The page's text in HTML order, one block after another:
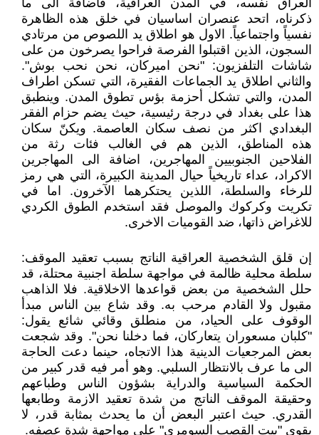
العراق نفسه، في المدن العراقية، فاضافة الى ما
ذكرناه، اتحد عنصران اساسيان في خلق هذه الظاهرة
نفسياً واجتماعياً. الاول هو اطلاق يد اللصوص من مرتادي
السجون، الذين اقتبلوا الفرصة فراحوا يصرخون من على
شاشات التلفزيون: "نحن اميركان، نحن نحب بوش".
والثاني اطلاق يد الجماعات الفقيرة، التي تسكن اطراف
المدن، والتي تشكل أحزمة بؤس تطوق المدن. وينطبق
هذا على بغداد في درجة رئيسية، حيث يضم حزام الفقر
البغدادي اكثر من نصف سكان العاصمة. ويكنّ سكان
هذه المناطق، الذين هم في الغالب فئات رثة من
الفلاحين الجنوبيين المهاجرين، اضافة الى المهاجرين
الاكراد، عداء تاريخياً حيال المدينة الكبيرة، التي هي رمز
للرخاء والسلطة، اللذين يحتكرهما الآخرون. اما في
تكريت وكركوك والموصل فقد استخدم الطوق الكردي
للاغراض ذاتها، ضد القوميات الاخرى.
إن قلق الشخصية العراقية الناتج بسبب تعقيد الموقف:
سلطة محلية ظالمة في مواجهة سلطة اجنبية محتلة، قد
حلل الشخصية من بعض قواعدها الاخلاقية. فلا الذاهب
مقبول ولا القادم مرحب به. وقد شاع بين الناس مبدأ
الوقوف على الحياد، من منطلق وقائي شائع يقول:
"كلبان مسعوران يتعاركان، فما دخلنا نحن". وقد شجعت
بعض المرجعيات الدينية هذا الاتجاه، حينما دعت الحاجة
الى ما عرف بالانتظار السلبي. وهو أمر فيه قدر كبير من
الحكمة السياسية والدراية بشؤون الناس وطباعهم
وحقيقة الموقف الناتج من شدة تعقيد الازمة وطابعها
القدري. حيث اعتبر البعض أن ما يحدث بمثابة قدر، لا
يقوى "بيت القصب السومري" على مواجهة شدة عصفه.